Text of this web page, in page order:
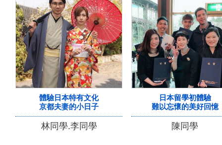
體驗日本特有文化
京都夫妻的小日子
林同學.李同學
日本留學初體驗
難以忘懷的美好回憶
陳同學